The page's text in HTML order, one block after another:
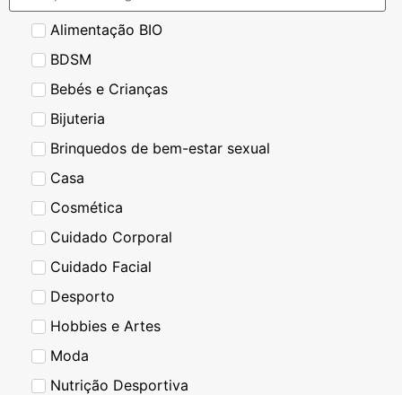
Alimentação BIO
BDSM
Bebés e Crianças
Bijuteria
Brinquedos de bem-estar sexual
Casa
Cosmética
Cuidado Corporal
Cuidado Facial
Desporto
Hobbies e Artes
Moda
Nutrição Desportiva